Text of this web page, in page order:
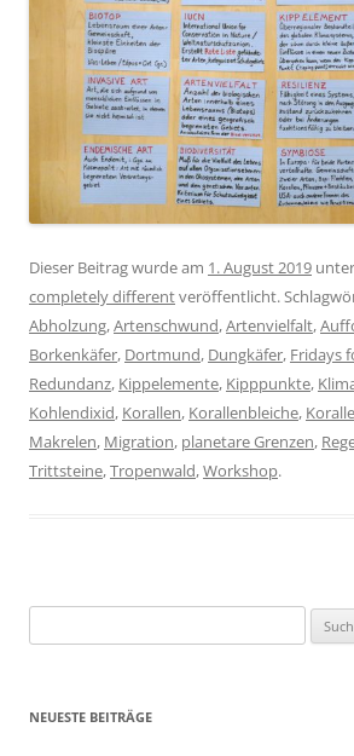
Dieser Beitrag wurde am 1. August 2019 unter
completely differentveröffentlicht.
Abholzung,Artenschwund,Artenvielfalt,
Borkenkäfer, Dortmund, Dungkäfer, Fridays
Redundanz, Kippelemente, Kipppunkte,
Kohlendixid, Korallen, Korallenbleiche,
Makrelen, Migration, planetare Grenzen,
Trittsteine,Tropenwald,Workshop.
nach:
NEUESTE BEITRÄGE